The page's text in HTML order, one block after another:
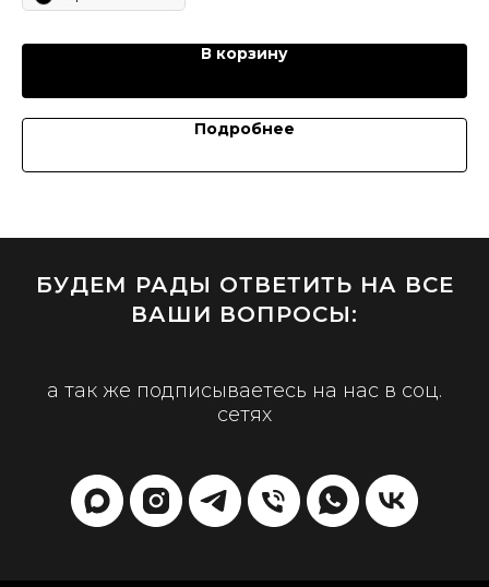
В корзину
Подробнее
БУДЕМ РАДЫ ОТВЕТИТЬ НА ВСЕ
ВАШИ ВОПРОСЫ:
а так же подписываетесь на нас в соц.
сетях